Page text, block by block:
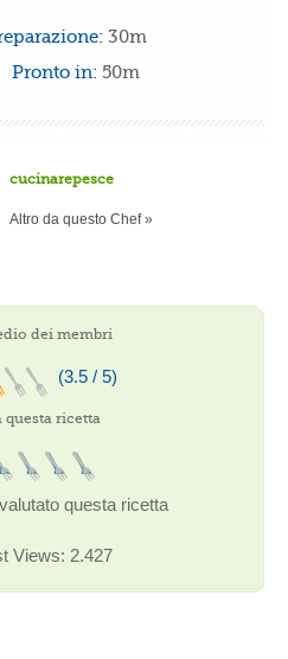
30m
Pronto in: 50m
cucinarepesce
Altro da questo Chef »
dei membri
(3.5 / 5)
questa ricetta
questa ricetta
Views: 2.427